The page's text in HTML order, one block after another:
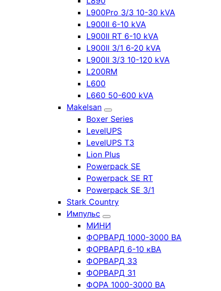
L900Pro 3/3 10-30 kVA
L900II 6-10 kVA
L900II RT 6-10 kVA
L900II 3/1 6-20 kVA
L900II 3/3 10-120 kVA
L200RM
L600
L660 50-600 kVA
Makelsan
Boxer Series
LevelUPS
LevelUPS T3
Lion Plus
Powerpack SE
Powerpack SE RT
Powerpack SE 3/1
Stark Country
Импульс
МИНИ
ФОРВАРД 1000-3000 ВА
ФОРВАРД 6-10 кВА
ФОРВАРД 33
ФОРВАРД 31
ФОРА 1000-3000 ВА